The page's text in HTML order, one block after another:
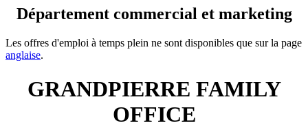
Département commercial et marketing
Les offres d'emploi à temps plein ne sont disponibles que sur la page
anglaise.
GRANDPIERRE FAMILY
OFFICE